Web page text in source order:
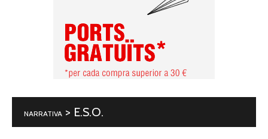
NARRATIVA > E.S.O.